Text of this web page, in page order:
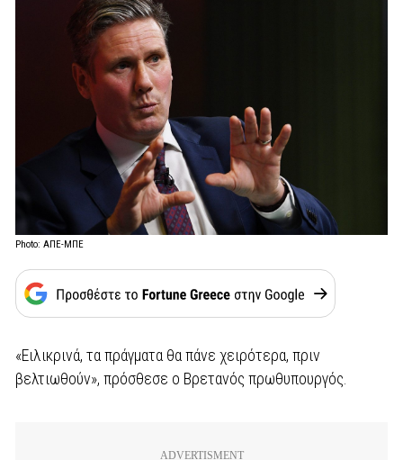
Photo: ΑΠΕ-ΜΠΕ
«Ειλικρινά, τα πράγματα θα πάνε χειρότερα, πριν
βελτιωθούν», πρόσθεσε ο Βρετανός πρωθυπουργός.